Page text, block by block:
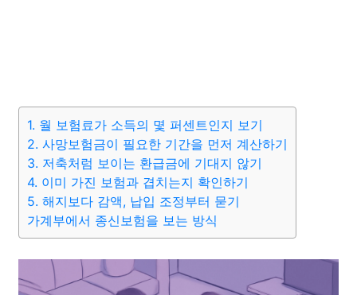
1. 월 보험료가 소득의 몇 퍼센트인지 보기
2. 사망보험금이 필요한 기간을 먼저 계산하기
3. 저축처럼 보이는 환급금에 기대지 않기
4. 이미 가진 보험과 겹치는지 확인하기
5. 해지보다 감액, 납입 조정부터 묻기
가계부에서 종신보험을 보는 방식